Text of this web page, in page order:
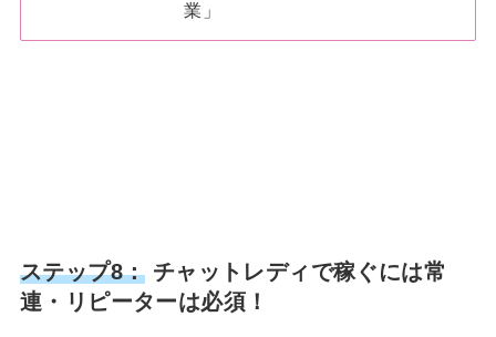
業」
ステップ8： チャットレディで稼ぐには常
連・リピーターは必須！